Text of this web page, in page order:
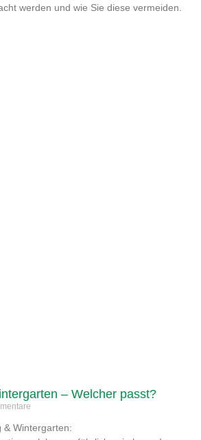
werden und wie Sie diese vermeiden.
– Welcher passt?
& Wintergarten: